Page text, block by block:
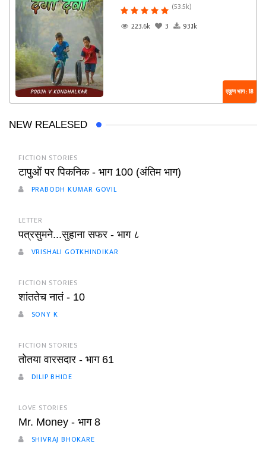
(53.5k)
223.6k
3 93.1k
एकूण भाग : 18
NEW REALESED
FICTION STORIES
टापुओं पर पिकनिक - भाग 100 (अंतिम भाग)
PRABODH KUMAR GOVIL
LETTER
पत्रसुमने...सुहाना सफर - भाग ८
VRISHALI GOTKHINDIKAR
FICTION STORIES
शांततेच नातं - 10
SONY K
FICTION STORIES
तोतया वारसदार - भाग 61
DILIP BHIDE
LOVE STORIES
Mr. Money - भाग 8
SHIVRAJ BHOKARE